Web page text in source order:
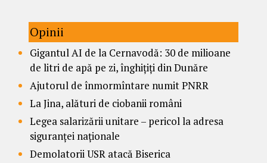
Opinii
Gigantul AI de la Cernavodă: 30 de milioane
de litri de apă pe zi, înghițiți din Dunăre
Ajutorul de înmormîntare numit PNRR
La Jina, alături de ciobanii români
Legea salarizării unitare – pericol la adresa
siguranței naționale
Demolatorii USR atacă Biserica